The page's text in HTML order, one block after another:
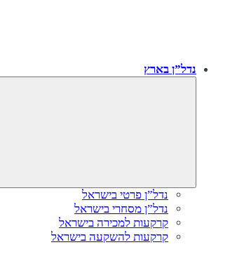
נדל”ן בארץ
נדל”ן פרטי בישראל
נדל”ן מסחרי בישראל
קרקעות למכירה בישראל
קרקעות להשקעה בישראל